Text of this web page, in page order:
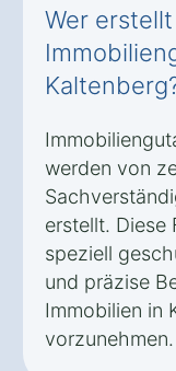
Wer
werden von
erstellt. Diese
speziell
und präzise
Immobilien in
vorzunehmen.